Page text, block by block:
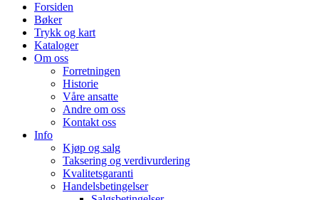
Forsiden
Bøker
Trykk og kart
Kataloger
Om oss
Forretningen
Historie
Våre ansatte
Andre om oss
Kontakt oss
Info
Kjøp og salg
Taksering og verdivurdering
Kvalitetsgaranti
Handelsbetingelser